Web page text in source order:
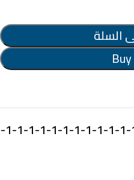
السلة
10070603-1-3-1-1-1-1-1-1-1-1-1-1-1-1-